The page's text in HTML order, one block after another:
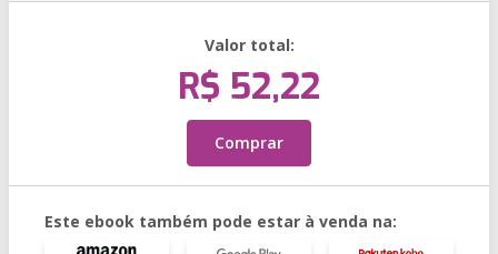
Valor total:
R$ 52,22
Comprar
Este ebook também pode estar à venda na: